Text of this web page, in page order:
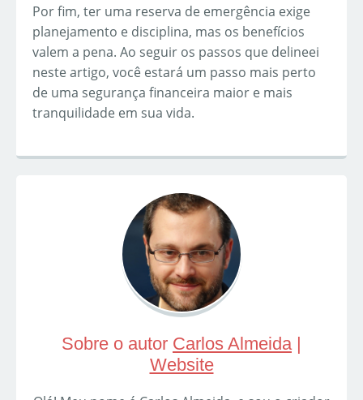
Por fim, ter uma reserva de emergência exige
planejamento e disciplina, mas os benefícios
valem a pena. Ao seguir os passos que delineei
neste artigo, você estará um passo mais perto
de uma segurança financeira maior e mais
tranquilidade em sua vida.
Sobre o autor Carlos Almeida|
Website